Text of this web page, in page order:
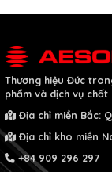
Thương hiệu Đức
phẩm và dịch vụ chất
Địa chỉ miền Bắc:
Địa chỉ kho miền
+84 909 296 297